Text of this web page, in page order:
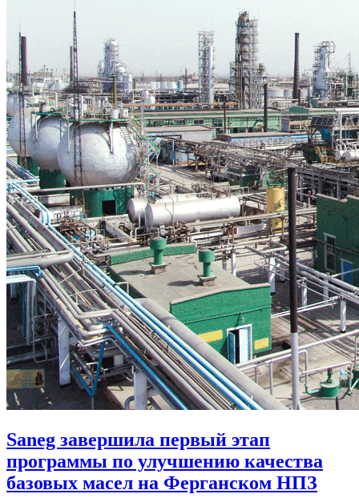
Saneg завершила первый этап
программы по улучшению качества
базовых масел на Ферганском НПЗ